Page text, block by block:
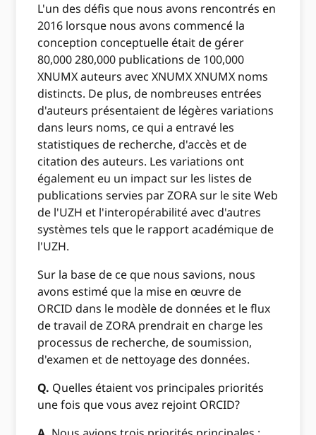
L'un des défis que nous avons rencontrés en
2016 lorsque nous avons commencé la
conception conceptuelle était de gérer
80,000 280,000 publications de 100,000
XNUMX auteurs avec XNUMX XNUMX noms
distincts. De plus, de nombreuses entrées
d'auteurs présentaient de légères variations
dans leurs noms, ce qui a entravé les
statistiques de recherche, d'accès et de
citation des auteurs. Les variations ont
également eu un impact sur les listes de
publications servies par ZORA sur le site Web
de l'UZH et l'interopérabilité avec d'autres
systèmes tels que le rapport académique de
l'UZH.
Sur la base de ce que nous savions, nous
avons estimé que la mise en œuvre de
ORCID dans le modèle de données et le flux
de travail de ZORA prendrait en charge les
processus de recherche, de soumission,
d'examen et de nettoyage des données.
Q. Quelles étaient vos principales priorités
une fois que vous avez rejoint ORCID?